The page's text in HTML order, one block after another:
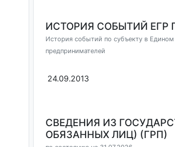
ИСТОРИЯ СОБЫТИЙ ЕГР
История событий по субъекту в
предпринимателей
24.09.2013
СВЕДЕНИЯ ИЗ
ОБЯЗАННЫХ ЛИЦ) (ГРП)